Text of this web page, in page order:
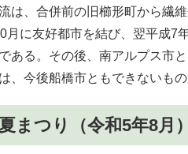
は、合併前の旧櫛形町から繊
月に友好都市を結び、翌平成7
ある。その後、南アルプス市
、今後船橋市ともできないも
まつり（令和5年8月）